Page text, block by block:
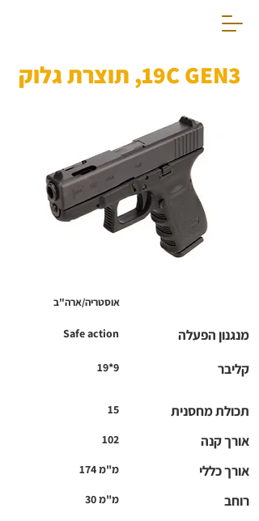
19C GEN3, תוצרת גלוק
אוסטריה/ארה"ב
Safe action
19*9
מנגנון הפעלה
קליבר
15 תכולת מחסנית
102 אורך קנה
174 מ"מ אורך כללי
30 מ"מ רוחב